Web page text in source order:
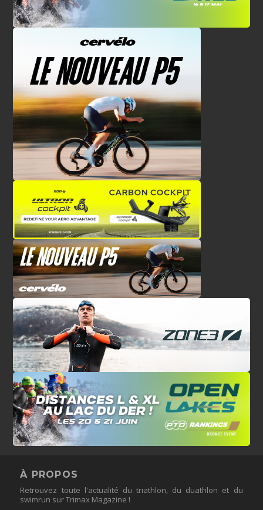
À PROPOS
Retrouvez toute l'actualité du triathlon, du duathlon et du
swimrun sur Trimax Magazine !